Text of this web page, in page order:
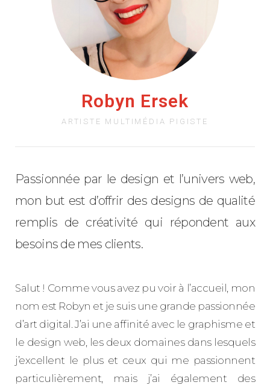
Robyn Ersek
ARTISTE MULTIMÉDIA PIGISTE
Passionnée par le design et l’univers web,
mon but est d’offrir des designs de qualité
remplis de créativité qui répondent aux
besoins de mes clients.
Salut ! Comme vous avez pu voir à l’accueil, mon
nom est Robyn et je suis une grande passionnée
d’art digital. J’ai une affinité avec le graphisme et
le design web, les deux domaines dans lesquels
j’excellent le plus et ceux qui me passionnent
particulièrement, mais j’ai également des